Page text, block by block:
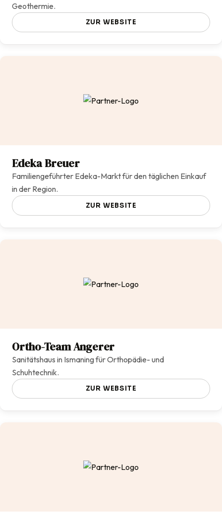
Geothermie.
ZUR WEBSITE
Edeka Breuer
Familiengeführter Edeka-Markt für den täglichen Einkauf
in der Region.
ZUR WEBSITE
Ortho-Team Angerer
Sanitätshaus in Ismaning für Orthopädie- und
Schuhtechnik.
ZUR WEBSITE